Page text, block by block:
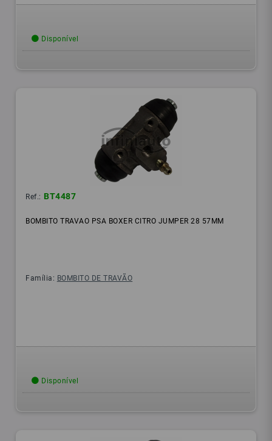
Disponível
Ref.: BT4487
BOMBITO TRAVAO PSA BOXER CITRO JUMPER 28 57MM
Família: BOMBITO DE TRAVÃO
Disponível